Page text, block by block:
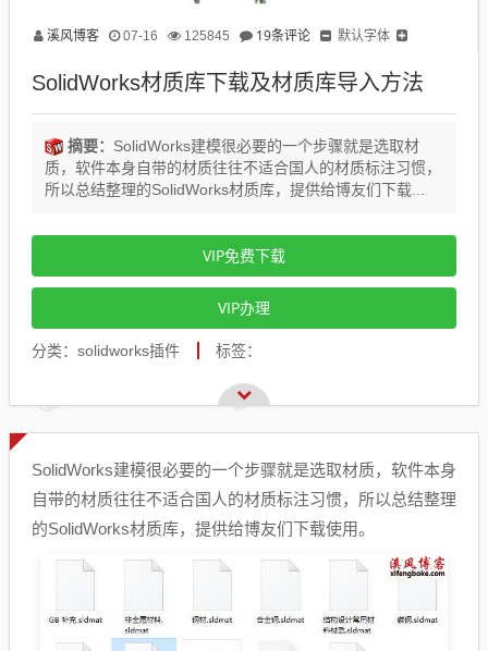
溪风博客 07-16 125845 19条评论 默认字体
SolidWorks材质库下载及材质库导入方法
摘要： SolidWorks建模很必要的一个步骤就是选取材
质，软件本身自带的材质往往不适合国人的材质标注习惯，
所以总结整理的SolidWorks材质库，提供给博友们下载...
VIP免费下载
VIP办理
分类：solidworks插件 标签：
SolidWorks建模很必要的一个步骤就是选取材质，软件本身
自带的材质往往不适合国人的材质标注习惯，所以总结整理
的SolidWorks材质库，提供给博友们下载使用。